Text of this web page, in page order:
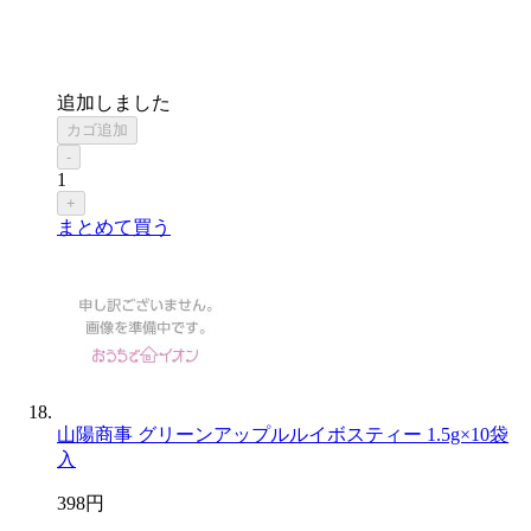
追加しました
カゴ追加
-
1
+
まとめて買う
山陽商事 グリーンアップルルイボスティー 1.5g×10袋
入
398円